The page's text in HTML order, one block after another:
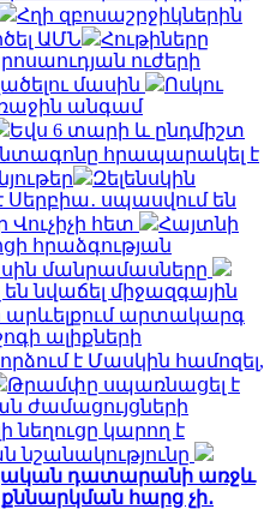
Հղի զբոսաշրջիկներին
ԱՄՆ
Հութիները
ուժերի
մասին
Ոսկու
անգամ
Եվս 6 տարի և ընդմիշտ
հրապարակել է
Զելենսկին
սպասվում են
Վուչիչի հետ
Հայտնի
հրաձգության
մանրամասները
են նվաճել միջազգային
արևելքում արտակարգ
ալիքների
է Մասկին համոզել,
Թրամփը սպառնացել է
ժամացույցների
նեղուցը կարող է
նշանակությունը
դատարանի առջև
հարց չի․